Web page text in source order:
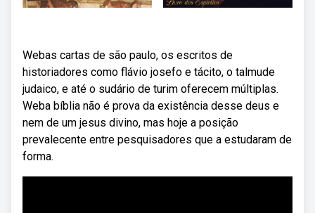
Webas cartas de são paulo, os escritos de
historiadores como flávio josefo e tácito, o talmude
judaico, e até o sudário de turim oferecem múltiplas.
Weba bíblia não é prova da existência desse deus e
nem de um jesus divino, mas hoje a posição
prevalecente entre pesquisadores que a estudaram de
forma.